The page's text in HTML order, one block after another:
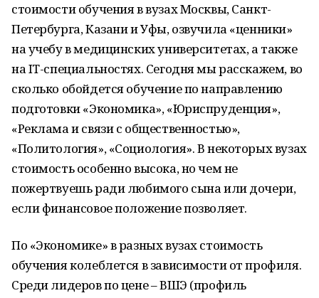
стоимости обучения в вузах Москвы, Санкт-
Петербурга, Казани и Уфы, озвучила «ценники»
на учебу в медицинских университетах, а также
на IT-специальностях. Сегодня мы расскажем, во
сколько обойдется обучение по направлению
подготовки «Экономика», «Юриспруденция»,
«Реклама и связи с общественностью»,
«Политология», «Социология». В некоторых вузах
стоимость особенно высока, но чем не
пожертвуешь ради любимого сына или дочери,
если финансовое положение позволяет.
По «Экономике» в разных вузах стоимость
обучения колеблется в зависимости от профиля.
Среди лидеров по цене – ВШЭ (профиль